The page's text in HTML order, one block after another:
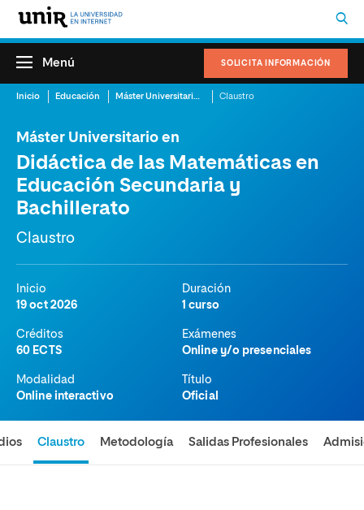
SOLICITA INFORMACIÓN
Menú
Inicio Educación Máster Universitario en Didáctica de las Matemáticas en Educación Secundaria y Bachillerato Claustro
Máster Universitario en
Didáctica de las Matemáticas en
Educación Secundaria y
Bachillerato
Claustro
Inicio
19 oct 2026
Duración
1 curso
Créditos
60 ECTS
Exámenes
Online y/o presenciales
Modalidad
Online interactivo
Título
Oficial
Claustro Metodología Salidas Profesionales